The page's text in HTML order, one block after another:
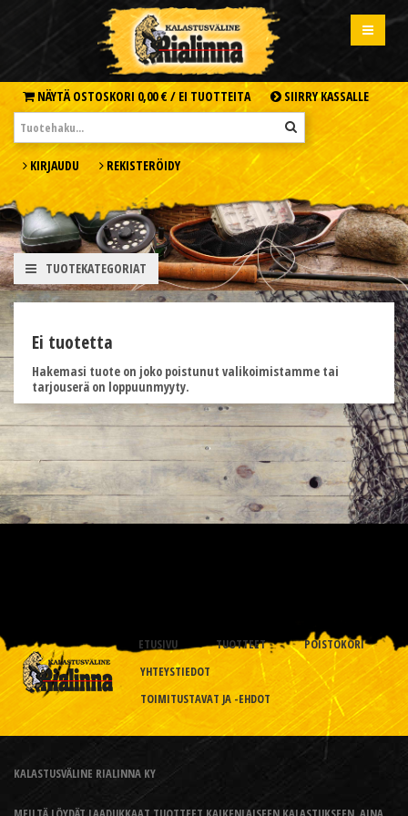
NÄYTÄ OSTOSKORI 0,00 € / EI TUOTTEITA SIIRRY KASSALLE
KIRJAUDU REKISTERÖIDY
TUOTEKATEGORIAT
Ei tuotetta
Hakemasi tuote on joko poistunut valikoimistamme tai
tarjouserä on loppuunmyyty.
ETUSIVU TUOTTEET
POISTOKORI
YHTEYSTIEDOT
TOIMITUSTAVAT JA -EHDOT
KALASTUSVÄLINE RIALINNA KY